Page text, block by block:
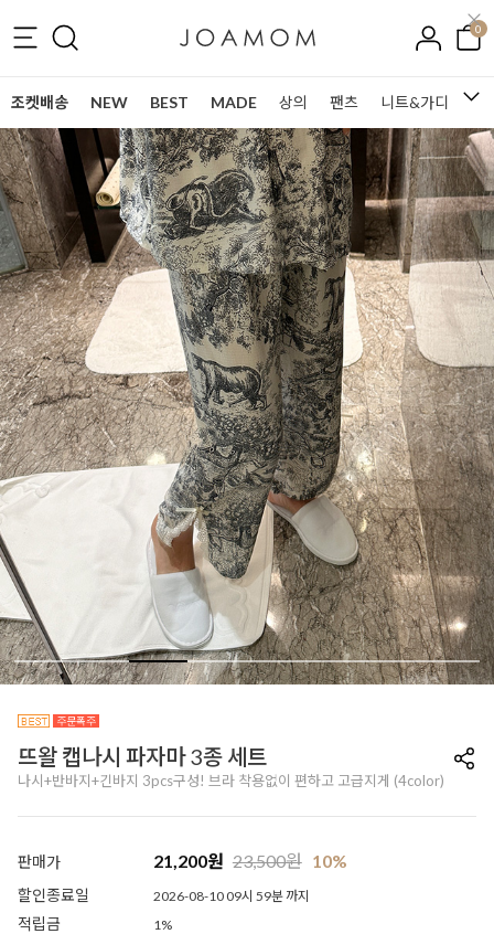
0
조켓배송 NEW BEST MADE 상의 팬츠 니트&가디건
뜨왈 캡나시 파자마 3종 세트
나시+반바지+긴바지 3pcs구성! 브라 착용없이 편하고 고급지게 (4color)
판매가 21,200원 23,500원 10%
할인종료일 2026-08-10 09시 59분 까지
적립금 1%